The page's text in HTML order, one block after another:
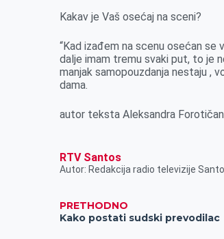
Kakav je Vaš osećaj na sceni?
“Kad izađem na scenu osećan
dalje imam tremu svaki put, to je
manjak samopouzdanja nestaju ,
dama.
autor teksta Aleksandra
RTV Santos
Autor: Redakcija radio televizije
PRETHODNO
Kako postati sudski prevodilac